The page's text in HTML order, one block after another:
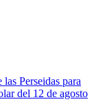
Perseidas para
del 12 de agosto